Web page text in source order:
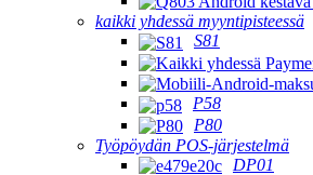
kaikki yhdessä myyntipisteessä
S81
P58
P80
Työpöydän POS-järjestelmä
DP01